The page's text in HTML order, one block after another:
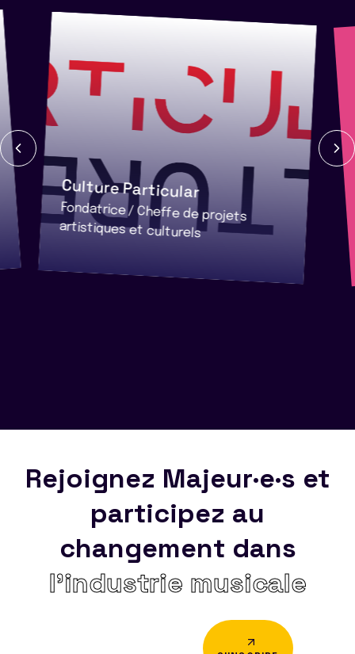
Culture Particular
Fondatrice / Cheffe de projets
artistiques et culturels
Rejoignez Majeur·e·s et
participez au
changement dans
l’industrie musicale